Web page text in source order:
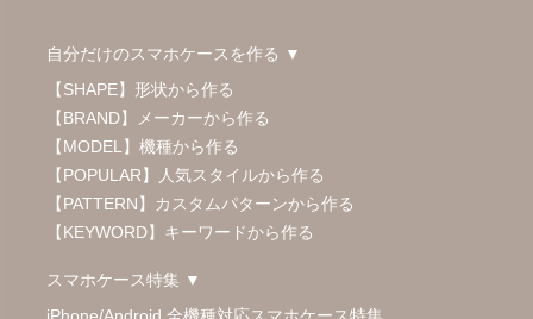
自分だけのスマホケースを作る ▼
【SHAPE】形状から作る
【BRAND】メーカーから作る
【MODEL】機種から作る
【POPULAR】人気スタイルから作る
【PATTERN】カスタムパターンから作る
【KEYWORD】キーワードから作る
スマホケース特集 ▼